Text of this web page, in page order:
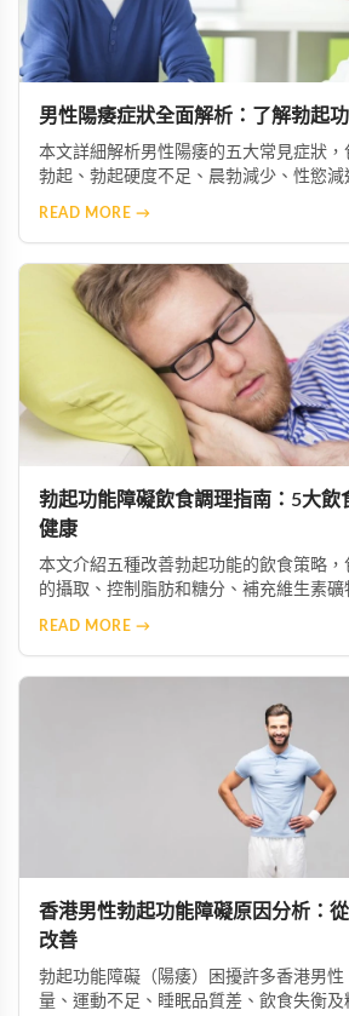
男性陽痿症狀全面解析：了解勃起
本文詳細解析男性陽痿的五大常見症狀
勃起、勃起硬度不足、晨勃減少、性慾減
READ MORE →
勃起功能障礙飲食調理指南：5大飲
健康
本文介紹五種改善勃起功能的飲食策略
的攝取、控制脂肪和糖分、補充維生素礦
READ MORE →
香港男性勃起功能障礙原因分析：
改善
勃起功能障礙（陽痿）困擾許多香港男性
量、運動不足、睡眠品質差、飲食失衡及